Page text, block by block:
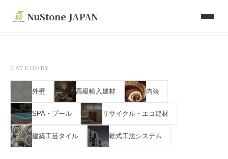
NuStone JAPAN
Toki Artisan Tiles
会社情報
お問い合わせ
CATEGORY
外壁 高級輸入建材 内装
SPA・プール リサイクル・エコ建材
建築工芸タイル 乾式工法システム